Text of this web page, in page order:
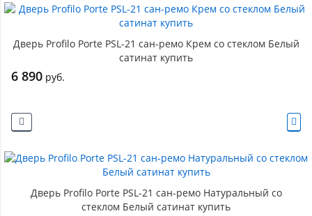
Дверь Profilo Porte PSL-21 сан-ремо Крем со стеклом Белый
сатинат купить
6 890 руб.
Дверь Profilo Porte PSL-21 сан-ремо Натуральный со
стеклом Белый сатинат купить